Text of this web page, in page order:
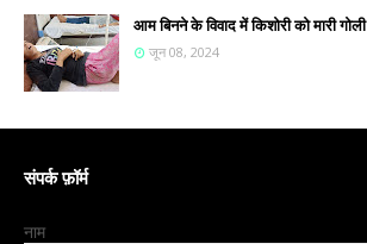
आम बिनने के विवाद में किशोरी को मारी गोली
जून 08, 2024
संपर्क फ़ॉर्म
नाम